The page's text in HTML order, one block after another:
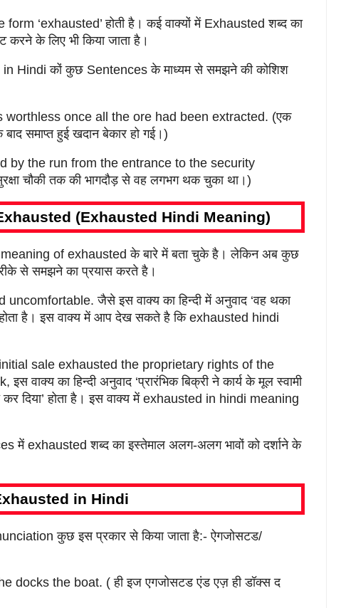
‘exhausted’ होती है। कई वाक्यों में Exhausted शब्द का
करने के लिए भी किया जाता है।
Hindi कों कुछ Sentences के माध्यम से समझने की कोशिश
worthless once all the ore had been extracted. (एक
समाप्त हुई खदान बेकार हो गई।)
by the run from the entrance to the security
चौकी तक की भागदौड़ से वह लगभग थक चुका था।)
(Exhausted Hindi Meaning)
of exhausted के बारे में बता चुके है। लेकिन अब कुछ
से समझने का प्रयास करते है।
जैसे इस वाक्य का हिन्दी में अनुवाद ‘वह थका
है। इस वाक्य में आप देख सकते है कि exhausted hindi
sale exhausted the proprietary rights of the
वाक्य का हिन्दी अनुवाद ‘प्रारंभिक बिक्री ने कार्य के मूल स्वामी
कर दिया’ होता है। इस वाक्य में exhausted in hindi meaning
में exhausted शब्द का इस्तेमाल अलग-अलग भावों को दर्शाने के
in Hindi
कुछ इस प्रकार से किया जाता है:- ऐगजोसटड/
docks the boat. ( ही इज एगजोसटड एंड एज़ ही डॉक्स द